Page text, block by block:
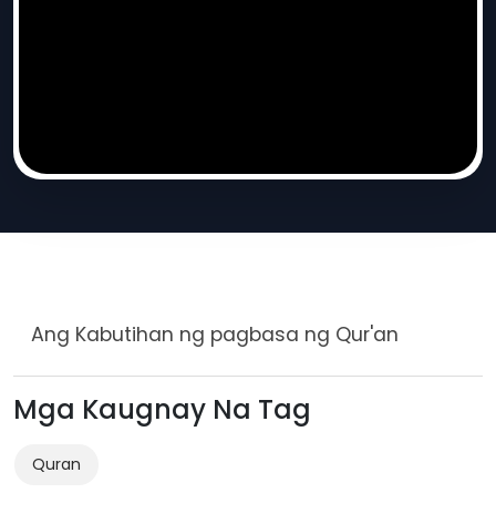
Ang Kabutihan ng pagbasa ng Qur'an
Mga Kaugnay Na Tag
Quran